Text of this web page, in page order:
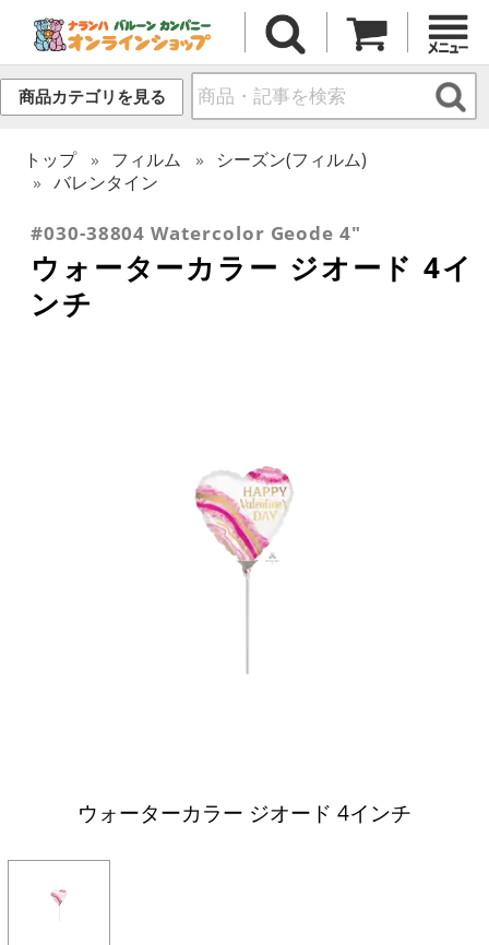
商品カテゴリを見る
トップ フィルム
シーズン(フィルム)
バレンタイン
#030-38804 Watercolor Geode 4"
ウォーターカラー ジオード 4イ
ンチ
ウォーターカラー ジオード 4インチ